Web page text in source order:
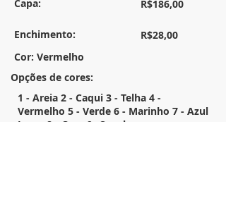
Capa: R$186,00
Enchimento:
R$28,00
Cor: Vermelho
Opções de cores:
1 - Areia 2 - Caqui 3 - Telha 4 -
Vermelho 5 - Verde 6 - Marinho 7 - Azul
Jeans 8 - Ocre 9- Canela